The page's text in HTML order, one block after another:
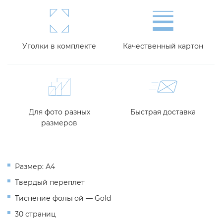
Уголки в комплекте Качественный картон
Для фото разных
размеров
Быстрая доставка
Размер: А4
Твердый переплет
Тиснение фольгой — Gold
30 страниц